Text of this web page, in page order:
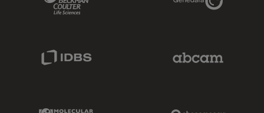
Molecular Devices Link